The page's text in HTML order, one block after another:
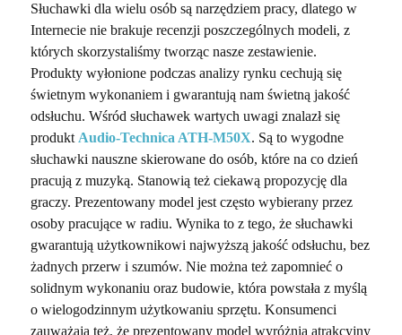
Słuchawki dla wielu osób są narzędziem pracy, dlatego w
Internecie nie brakuje recenzji poszczególnych modeli, z
których skorzystaliśmy tworząc nasze zestawienie.
Produkty wyłonione podczas analizy rynku cechują się
świetnym wykonaniem i gwarantują nam świetną jakość
odsłuchu. Wśród słuchawek wartych uwagi znalazł się
produkt Audio-Technica ATH-M50X. Są to wygodne
słuchawki nauszne skierowane do osób, które na co dzień
pracują z muzyką. Stanowią też ciekawą propozycję dla
graczy. Prezentowany model jest często wybierany przez
osoby pracujące w radiu. Wynika to z tego, że słuchawki
gwarantują użytkownikowi najwyższą jakość odsłuchu, bez
żadnych przerw i szumów. Nie można też zapomnieć o
solidnym wykonaniu oraz budowie, która powstała z myślą
o wielogodzinnym użytkowaniu sprzętu. Konsumenci
zauważają też, że prezentowany model wyróżnia atrakcyjny